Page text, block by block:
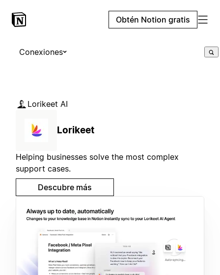
Obtén Notion gratis
Conexiones
Lorikeet AI
Lorikeet
Helping businesses solve the most complex
support cases.
Descubre más